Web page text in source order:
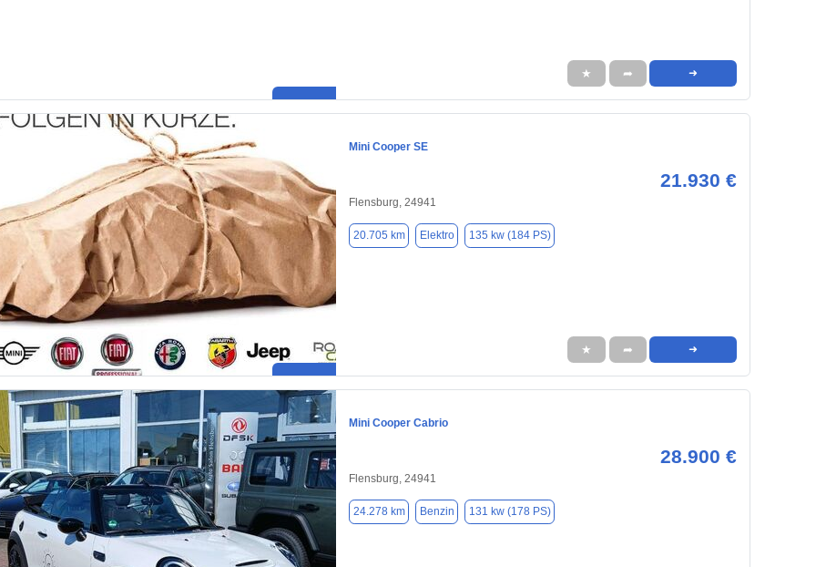
★ ➦ ➜
Mini Cooper SE
21.930 €
Flensburg, 24941
20.705 km Elektro 135 kw (184 PS)
★ ➦ ➜
Mini Cooper Cabrio
28.900 €
Flensburg, 24941
24.278 km Benzin 131 kw (178 PS)